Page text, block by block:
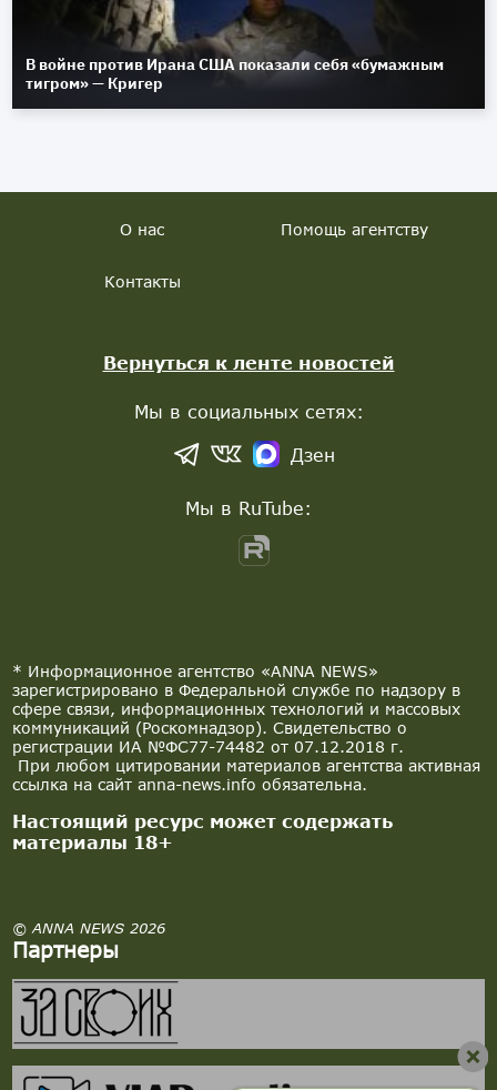
В войне против Ирана США показали себя «бумажным
тигром» — Кригер
* Информационное агентство «ANNA NEWS»
зарегистрировано в Федеральной службе по надзору в
сфере связи, информационных технологий и массовых
коммуникаций (Роскомнадзор). Свидетельство о
регистрации ИА №ФС77-74482 от 07.12.2018 г.
При любом цитировании материалов агентства активная
ссылка на сайт anna-news.info обязательна.
Настоящий ресурс может содержать
материалы 18+
© ANNA NEWS 2026
Партнеры
О нас Помощь агентству
Контакты
Вернуться к ленте новостей
Мы в социальных сетях:
Дзен
Мы в RuTube: